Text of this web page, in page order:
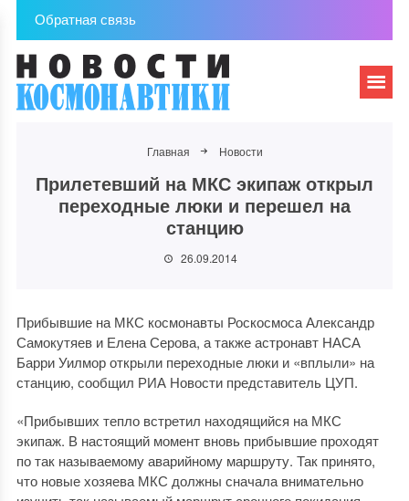
Обратная связь
Главная Новости
Прилетевший на МКС экипаж открыл
переходные люки и перешел на
станцию
26.09.2014
Прибывшие на МКС космонавты Роскосмоса Александр
Самокутяев и Елена Серова, а также астронавт НАСА
Барри Уилмор открыли переходные люки и «вплыли» на
станцию, сообщил РИА Новости представитель ЦУП.
«Прибывших тепло встретил находящийся на МКС
экипаж. В настоящий момент вновь прибывшие проходят
по так называемому аварийному маршруту. Так принято,
что новые хозяева МКС должны сначала внимательно